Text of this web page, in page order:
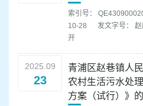
索引号：
10-28
发文字号：
开
2025.09
23
青浦区赵巷镇人
农村生活污水处
方案（试行）》